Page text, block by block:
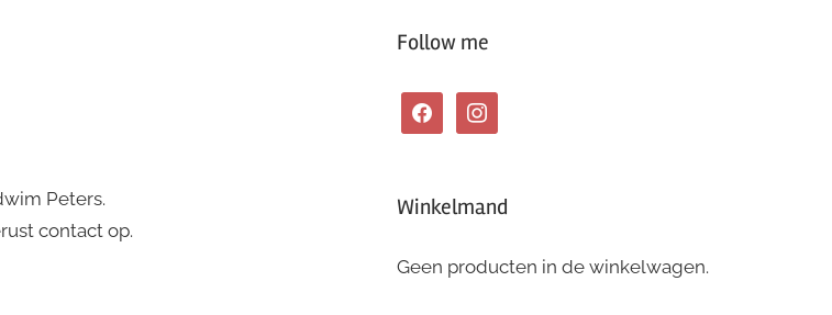
Peters.
contact op.
Follow me
facebookinstagram
Winkelmand
Geen producten in de winkelwagen.